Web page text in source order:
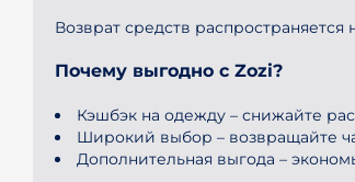
Возврат средств
Почему выгодно с Zozi?
Кэшбэк на одежду – снижайте
Широкий выбор – возвращайте
Дополнительная выгода –